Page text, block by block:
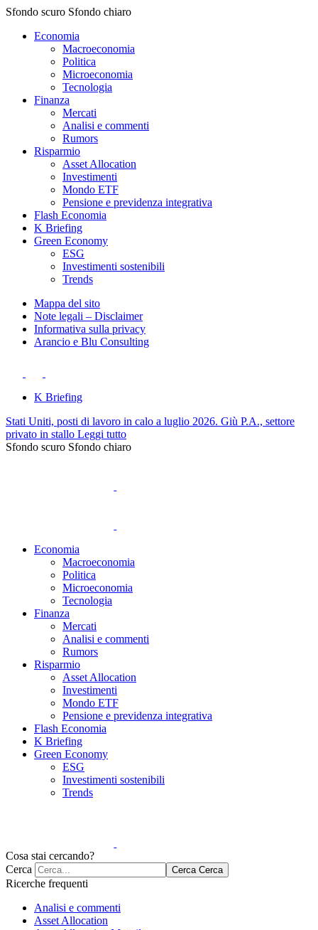
Sfondo scuro Sfondo chiaro
Economia
Macroeconomia
Politica
Microeconomia
Tecnologia
Finanza
Mercati
Analisi e commenti
Rumors
Risparmio
Asset Allocation
Investimenti
Mondo ETF
Pensione e previdenza integrativa
Flash Economia
K Briefing
Green Economy
ESG
Investimenti sostenibili
Trends
Mappa del sito
Note legali – Disclaimer
Informativa sulla privacy
Arancio e Blu Consulting
K Briefing
Stati Uniti, posti di lavoro in calo a luglio 2026. Giù P.A., settore
privato in stallo Leggi tutto
Sfondo scuro Sfondo chiaro
Economia
Macroeconomia
Politica
Microeconomia
Tecnologia
Finanza
Mercati
Analisi e commenti
Rumors
Risparmio
Asset Allocation
Investimenti
Mondo ETF
Pensione e previdenza integrativa
Flash Economia
K Briefing
Green Economy
ESG
Investimenti sostenibili
Trends
Cosa stai cercando?
Cerca
Cerca Cerca
Ricerche frequenti
Analisi e commenti
Asset Allocation